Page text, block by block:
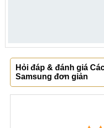
Hỏi đáp & đánh giá
Samsung đơn giản